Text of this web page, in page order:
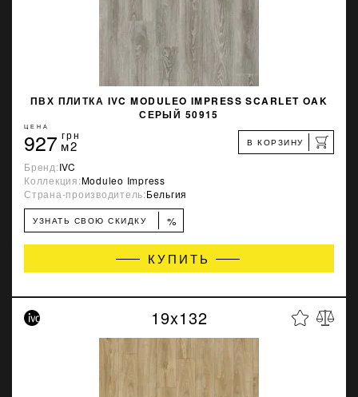
ПВХ ПЛИТКА IVC MODULEO IMPRESS SCARLET OAK
СЕРЫЙ 50915
ЦЕНА
927 грн
м2 В КОРЗИНУ
Бренд:IVC
Коллекция:Moduleo Impress
Страна-производитель:Бельгия
УЗНАТЬ СВОЮ СКИДКУ %
КУПИТЬ
19x132